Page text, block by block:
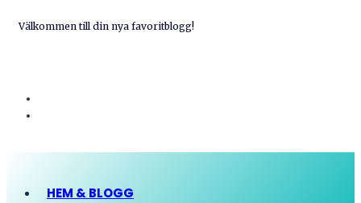
Välkommen till din nya favoritblogg!
HEM & BLOGG